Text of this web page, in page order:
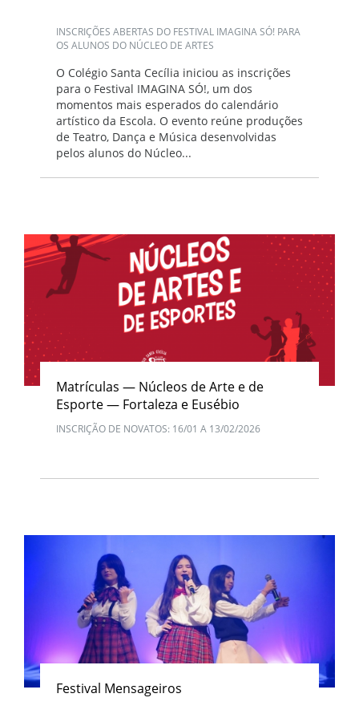
INSCRIÇÕES ABERTAS DO FESTIVAL IMAGINA SÓ! PARA
OS ALUNOS DO NÚCLEO DE ARTES
O Colégio Santa Cecília iniciou as inscrições
para o Festival IMAGINA SÓ!, um dos
momentos mais esperados do calendário
artístico da Escola. O evento reúne produções
de Teatro, Dança e Música desenvolvidas
pelos alunos do Núcleo...
Matrículas — Núcleos de Arte e de
Esporte — Fortaleza e Eusébio
INSCRIÇÃO DE NOVATOS: 16/01 A 13/02/2026
Festival Mensageiros